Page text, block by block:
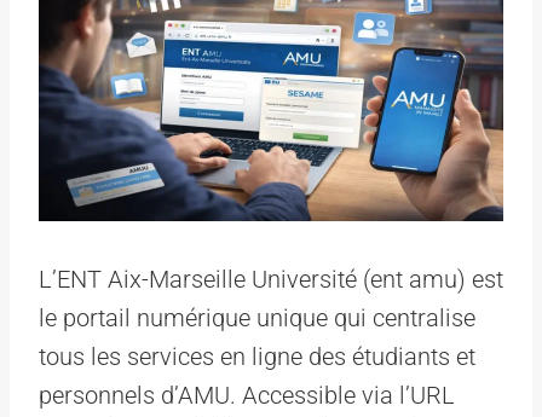
L’ENT Aix-Marseille Université (ent amu) est
le portail numérique unique qui centralise
tous les services en ligne des étudiants et
personnels d’AMU. Accessible via l’URL